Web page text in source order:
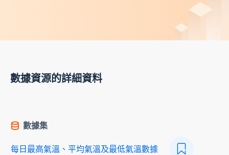
數據資源的詳細資料
數據集
每日最高氣溫、平均氣溫及最低氣溫數據